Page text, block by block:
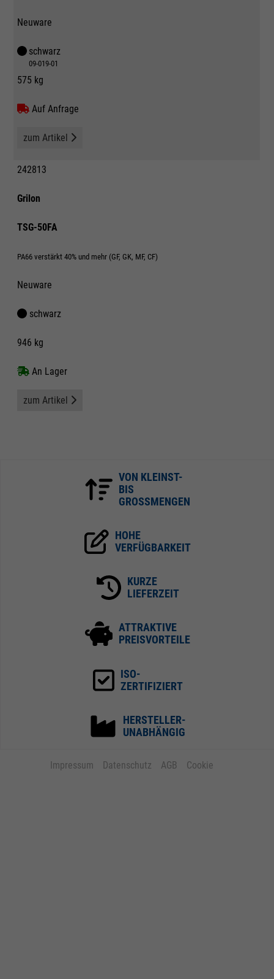
Neuware
schwarz
09-019-01
575 kg
Auf Anfrage
zum Artikel
242813
Grilon
TSG-50FA
PA66 verstärkt 40% und mehr (GF, GK, MF, CF)
Neuware
schwarz
946 kg
An Lager
zum Artikel
VON KLEINST-
BIS
GROSSMENGEN
HOHE
VERFÜGBARKEIT
KURZE
LIEFERZEIT
ATTRAKTIVE
PREISVORTEILE
ISO-
ZERTIFIZIERT
HERSTELLER-
UNABHÄNGIG
Impressum Datenschutz AGB Cookie